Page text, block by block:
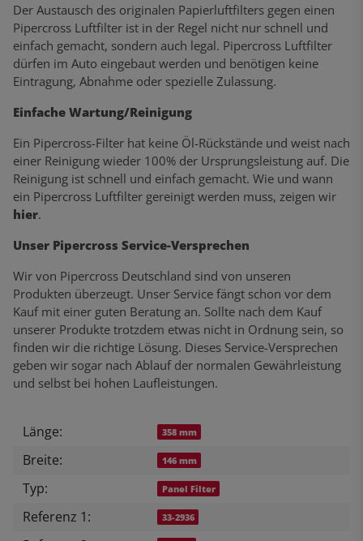
Der Austausch des originalen Papierluftfilters gegen einen
Pipercross Luftfilter ist in der Regel nicht nur schnell und
einfach gemacht, sondern auch legal. Pipercross Luftfilter
dürfen im Auto eingebaut werden und benötigen keine
Eintragung, Abnahme oder spezielle Zulassung.
Einfache Wartung/Reinigung
Ein Pipercross-Filter hat keine Öl-Rückstände und weist nach
einer Reinigung wieder 100% der Ursprungsleistung auf. Die
Reinigung ist schnell und einfach gemacht. Wie und wann
ein Pipercross Luftfilter gereinigt werden muss, zeigen wir
hier.
Unser Pipercross Service-Versprechen
Wir von Pipercross Deutschland sind von unseren
Produkten überzeugt. Unser Service fängt schon vor dem
Kauf mit einer guten Beratung an. Sollte nach dem Kauf
unserer Produkte trotzdem etwas nicht in Ordnung sein, so
finden wir die richtige Lösung. Dieses Service-Versprechen
geben wir sogar nach Ablauf der normalen Gewährleistung
und selbst bei hohen Laufleistungen.
Produkteigenschaft
Wert
Länge: 358 mm
Breite: 146 mm
Typ: Panel Filter
Referenz 1: 33-2936